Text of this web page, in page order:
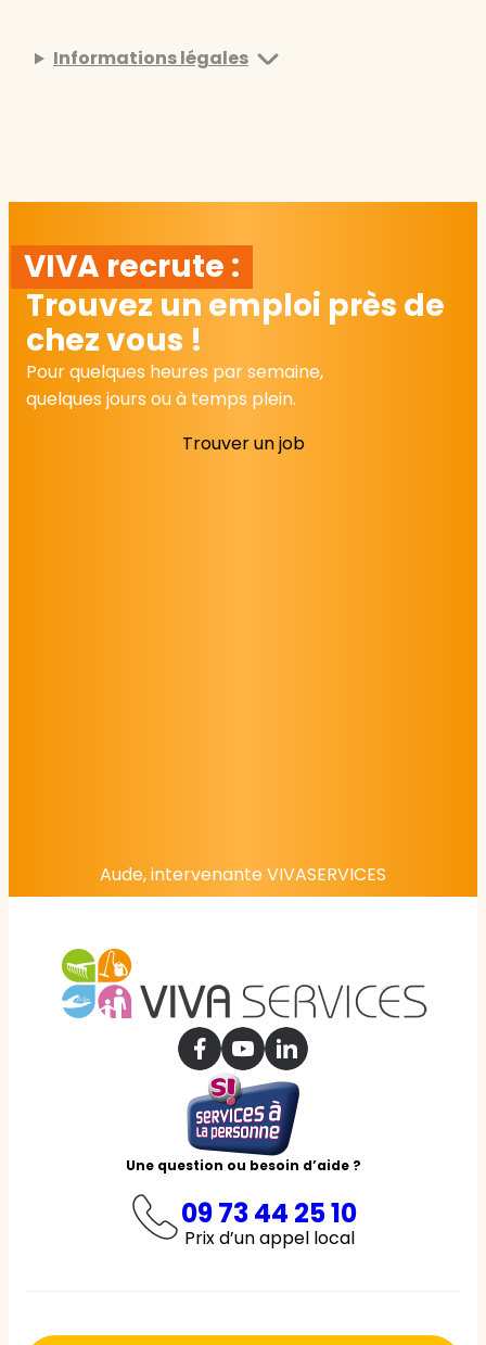
Informations légales
VIVA recrute :
Trouvez un emploi près de
chez vous !
Pour quelques heures par semaine,
quelques jours ou à temps plein.
Trouver un job
Aude, intervenante VIVASERVICES
Une question ou besoin d’aide ?
09 73 44 25 10
Prix d’un appel local